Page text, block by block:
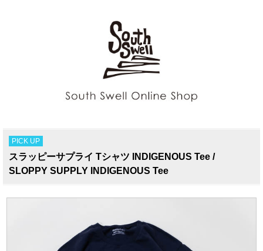
PICK UP
スラッピーサプライ Tシャツ INDIGENOUS Tee /
SLOPPY SUPPLY INDIGENOUS Tee